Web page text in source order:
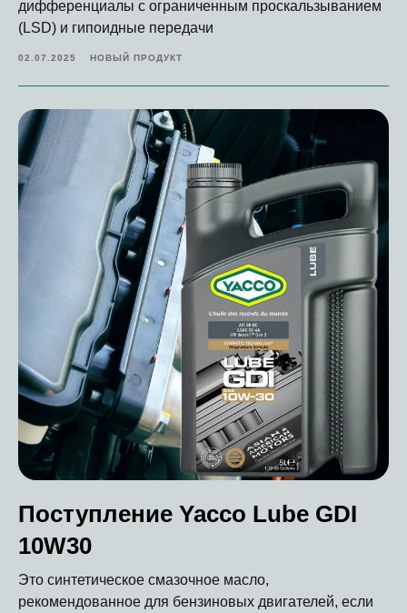
дифференциалы с ограниченным проскальзыванием
(LSD) и гипоидные передачи
02.07.2025 НОВЫЙ ПРОДУКТ
Поступление Yacco Lube GDI
10W30
Это синтетическое смазочное масло,
рекомендованное для бензиновых двигателей, если